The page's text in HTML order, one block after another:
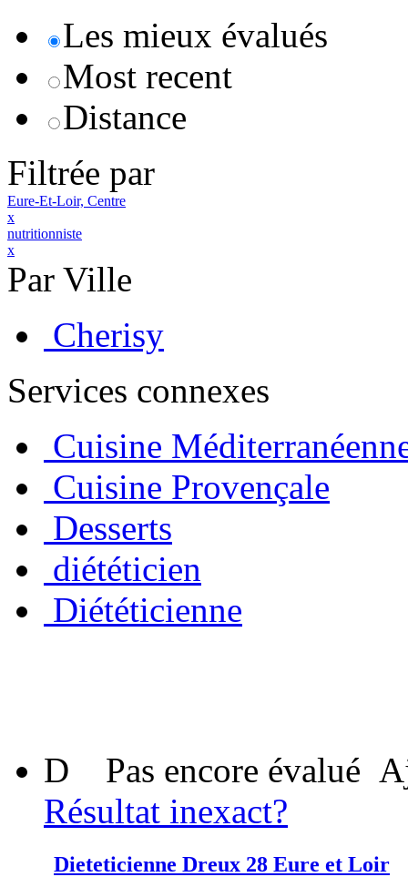
Les mieux évalués
Most recent
Distance
Filtrée par
Eure-Et-Loir, Centre
x
nutritionniste
x
Par Ville
Cherisy
Services connexes
Cuisine
Cuisine Provençale
Desserts
diététicien
Diététicienne
D Pas encore évalué
Résultat inexact?
Dieteticienne Dreux 28 Eure et Loir